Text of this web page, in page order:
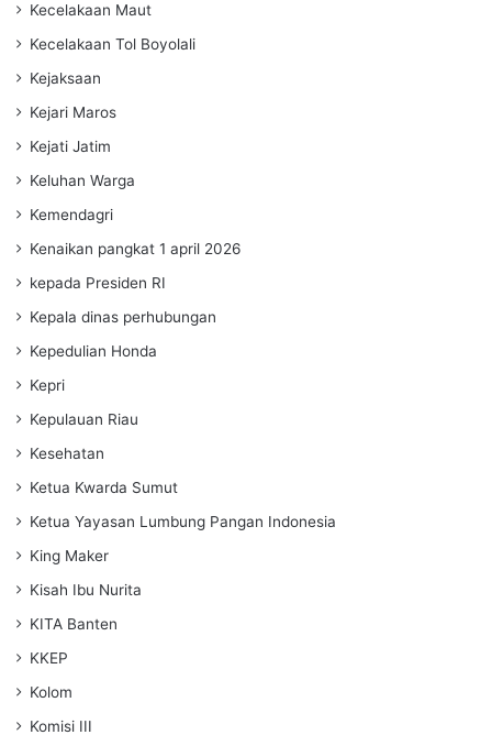
Kecelakaan Maut
Kecelakaan Tol Boyolali
Kejaksaan
Kejari Maros
Kejati Jatim
Keluhan Warga
Kemendagri
Kenaikan pangkat 1 april 2026
kepada Presiden RI
Kepala dinas perhubungan
Kepedulian Honda
Kepri
Kepulauan Riau
Kesehatan
Ketua Kwarda Sumut
Ketua Yayasan Lumbung Pangan Indonesia
King Maker
Kisah Ibu Nurita
KITA Banten
KKEP
Kolom
Komisi III